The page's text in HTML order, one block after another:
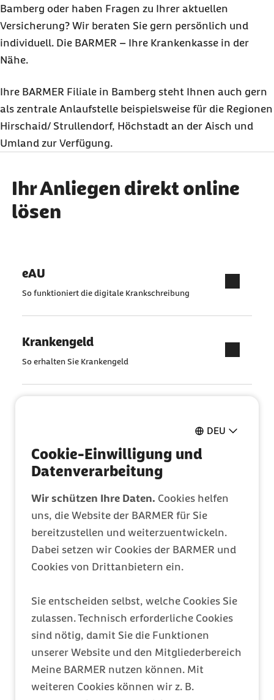
DEU
Cookie-Einwilligung und
Datenverarbeitung
Wir schützen Ihre Daten. Cookies helfen
uns, die Website der BARMER für Sie
bereitzustellen und weiterzuentwickeln.
Dabei setzen wir Cookies der BARMER und
Cookies von Drittanbietern ein.
Sie entscheiden selbst, welche Cookies Sie
zulassen. Technisch erforderliche Cookies
sind nötig, damit Sie die Funktionen
unserer Website und den Mitgliederbereich
Meine BARMER nutzen können. Mit
weiteren Cookies können wir z. B.
Bamberg oder haben Fragen zu Ihrer aktuellen
Versicherung? Wir beraten Sie gern persönlich und
individuell. Die BARMER – Ihre Krankenkasse in der
Nähe.
Ihre BARMER Filiale in Bamberg steht Ihnen auch gern
als zentrale Anlaufstelle beispielsweise für die Regionen
Hirschaid/ Strullendorf, Höchstadt an der Aisch und
Umland zur Verfügung.
Ihr Anliegen direkt online
lösen
eAU
So funktioniert die digitale Krankschreibung
Krankengeld
So erhalten Sie Krankengeld
Mitglied werden
Entdecken Sie Ihre Vorteile
Barmer Bonus
Punkte sammeln & Prämie auszahlen lassen
Meine Barmer
Ein Zugang für alles